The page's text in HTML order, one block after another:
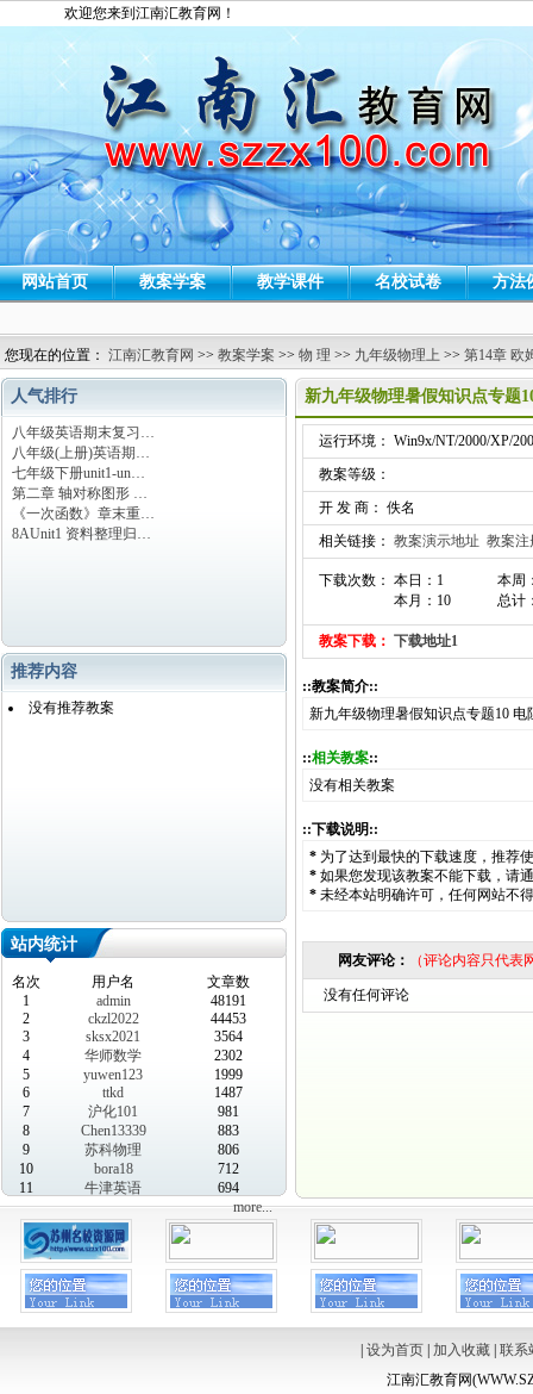
欢迎您来到江南汇教育网！
网站首页 教案学案 教学课件 名校试卷 方法
您现在的位置： 江南汇教育网 >> 教案学案 >> 物 理 >> 九年级物理上 >> 第14章 欧
人气排行
八年级英语期末复习…
八年级(上册)英语期…
七年级下册unit1-un…
第二章 轴对称图形 …
《一次函数》章末重…
8AUnit1 资料整理归…
推荐内容
没有推荐教案
站内统计
名次 用户名
文章数
1
admin
48191
2
ckzl2022
44453
3
sksx2021
3564
4
华师数学
2302
5
yuwen123
1999
6
ttkd
1487
7
沪化101
981
8
Chen13339
883
9
苏科物理
806
10
bora18
712
11
牛津英语
694
more...
新九年级物理暑假知识点专题
运行环境： Win9x/NT/2000/XP/
教案等级：
开 发 商： 佚名
相关链接： 教案演示地址 教案注
下载次数： 本日：1
本月：10
本周
总计
教案下载： 下载地址1
::教案简介::
新九年级物理暑假知识点专题10
::相关教案::
没有相关教案
::下载说明::
* 为了达到最快的下载速度，推荐
* 如果您发现该教案不能下载，请
* 未经本站明确许可，任何网站不
网友评论： （评论内容只代
没有任何评论
设为首页| 加入收藏| 联系
江南汇教育网